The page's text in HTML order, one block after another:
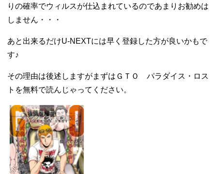
りの確率でウィルスが仕込まれているのであまりお勧めは
しません・・・
あと出来るだけU-NEXTには早く登録した方が良いかもで
す♪
その理由は後述しますがまずはＧＴＯ パラダイス・ロス
トを無料で読んじゃってください。